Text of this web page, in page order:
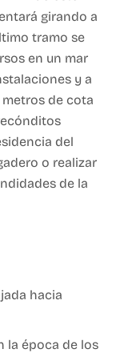
girando a
tramo se
en un mar
y a
metros de cota
del
o realizar
de la
hacia
la época de los